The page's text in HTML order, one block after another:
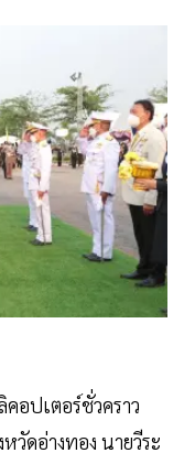
อปเตอร์ชั่วคราว
วัดอ่างทอง นายวีระ